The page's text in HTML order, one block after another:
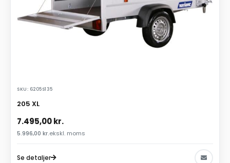
SKU: 6205S135
205 XL
7.495,00kr.
5.996,00 kr.ekskl. moms
Se detaljer